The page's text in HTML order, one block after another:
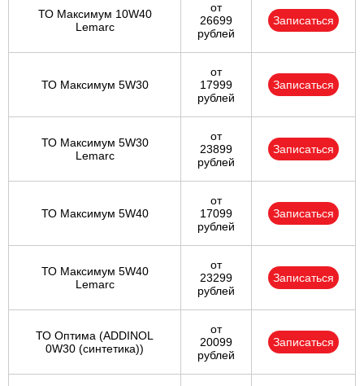
ТО Максимум 10W40
Lemarc
от
26699
рублей
Записаться
ТО Максимум 5W30
от
17999
рублей
Записаться
ТО Максимум 5W30
Lemarc
от
23899
рублей
Записаться
ТО Максимум 5W40
от
17099
рублей
Записаться
ТО Максимум 5W40
Lemarc
от
23299
рублей
Записаться
ТО Оптима (ADDINOL
0W30 (синтетика))
от
20099
рублей
Записаться